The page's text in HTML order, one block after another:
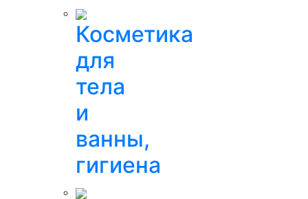
Косметика
для
тела
и
ванны,
гигиена